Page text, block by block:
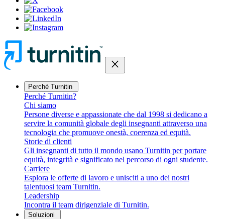
close
Perché Turnitin
Perché Turnitin?
Chi siamo
Persone diverse e appassionate che dal 1998 si dedicano a
servire la comunità globale degli insegnanti attraverso una
tecnologia che promuove onestà, coerenza ed equità.
Storie di clienti
Gli insegnanti di tutto il mondo usano Turnitin per portare
equità, integrità e significato nel percorso di ogni studente.
Carriere
Esplora le offerte di lavoro e unisciti a uno dei nostri
talentuosi team Turnitin.
Leadership
Incontra il team dirigenziale di Turnitin.
Soluzioni